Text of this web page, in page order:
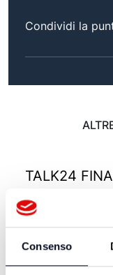
Consenso
Condividi la
TALK24
11/06/2026